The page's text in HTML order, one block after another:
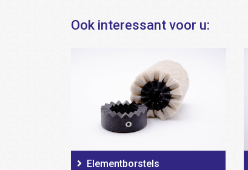
Ook interessant voor u:
Elementborstels